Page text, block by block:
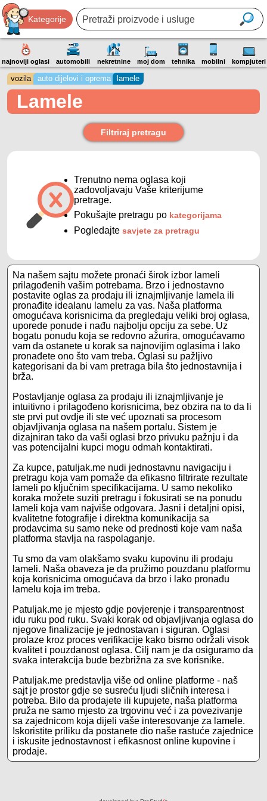
Kategorije
najnoviji oglasi automobili nekretnine moj dom tehnika mobilni kompjuteri
vozila auto dijelovi i oprema lamele
Lamele
Filtriraj pretragu
Trenutno nema oglasa koji
zadovoljavaju Vaše kriterijume
pretrage.
Pokušajte pretragu po kategorijama
Pogledajte savjete za pretragu
Na našem sajtu možete pronaći širok izbor lameli
prilagođenih vašim potrebama. Brzo i jednostavno
postavite oglas za prodaju ili iznajmljivanje lamela ili
pronađite idealanu lamelu za vas. Naša platforma
omogućava korisnicima da pregledaju veliki broj oglasa,
uporede ponude i nađu najbolju opciju za sebe. Uz
bogatu ponudu koja se redovno ažurira, omogućavamo
vam da ostanete u korak sa najnovijim oglasima i lako
pronađete ono što vam treba. Oglasi su pažljivo
kategorisani da bi vam pretraga bila što jednostavnija i
brža.
Postavljanje oglasa za prodaju ili iznajmljivanje je
intuitivno i prilagođeno korisnicima, bez obzira na to da li
ste prvi put ovdje ili ste već upoznati sa procesom
objavljivanja oglasa na našem portalu. Sistem je
dizajniran tako da vaši oglasi brzo privuku pažnju i da
vas potencijalni kupci mogu odmah kontaktirati.
Za kupce, patuljak.me nudi jednostavnu navigaciju i
pretragu koja vam pomaže da efikasno filtrirate rezultate
lameli po ključnim specifikacijama. U samo nekoliko
koraka možete suziti pretragu i fokusirati se na ponudu
lameli koja vam najviše odgovara. Jasni i detaljni opisi,
kvalitetne fotografije i direktna komunikacija sa
prodavcima su samo neke od prednosti koje vam naša
platforma stavlja na raspolaganje.
Tu smo da vam olakšamo svaku kupovinu ili prodaju
lameli. Naša obaveza je da pružimo pouzdanu platformu
koja korisnicima omogućava da brzo i lako pronađu
lamelu koja im treba.
Patuljak.me je mjesto gdje povjerenje i transparentnost
idu ruku pod ruku. Svaki korak od objavljivanja oglasa do
njegove finalizacije je jednostavan i siguran. Oglasi
prolaze kroz proces verifikacije kako bismo održali visok
kvalitet i pouzdanost oglasa. Cilj nam je da osiguramo da
svaka interakcija bude bezbrižna za sve korisnike.
Patuljak.me predstavlja više od online platforme - naš
sajt je prostor gdje se susreću ljudi sličnih interesa i
potreba. Bilo da prodajete ili kupujete, naša platforma
pruža ne samo mjesto za trgovinu već i za povezivanje
sa zajednicom koja dijeli vaše interesovanje za lamele.
Iskoristite priliku da postanete dio naše rastuće zajednice
i iskusite jednostavnost i efikasnost online kupovine i
prodaje.